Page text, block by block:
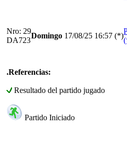
Nro: 29
DA723
Domingo 17/08/25 16:57 (*)
.Referencias:
Resultado del partido jugado
Partido Iniciado